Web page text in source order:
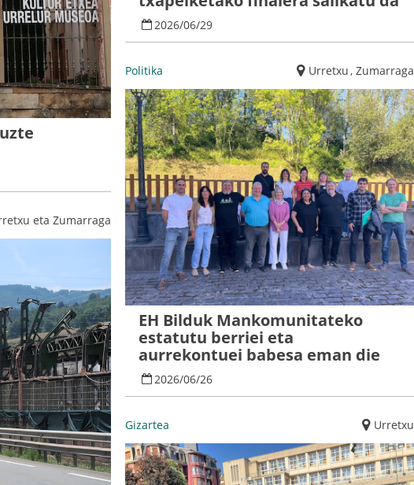
eta Zumarraga
2026/06/29
Politika Urretxu, Zumarraga
EH Bilduk Mankomunitateko
estatutu berriei eta
aurrekontuei babesa eman die
2026/06/26
Gizartea Urretxu